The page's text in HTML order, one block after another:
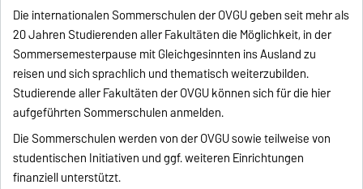
Die internationalen Sommerschulen der OVGU geben seit mehr als
20 Jahren Studierenden aller Fakultäten die Möglichkeit, in der
Sommersemesterpause mit Gleichgesinnten ins Ausland zu
reisen und sich sprachlich und thematisch weiterzubilden.
Studierende aller Fakultäten der OVGU können sich für die hier
aufgeführten Sommerschulen anmelden.
Die Sommerschulen werden von der OVGU sowie teilweise von
studentischen Initiativen und ggf. weiteren Einrichtungen
finanziell unterstützt.